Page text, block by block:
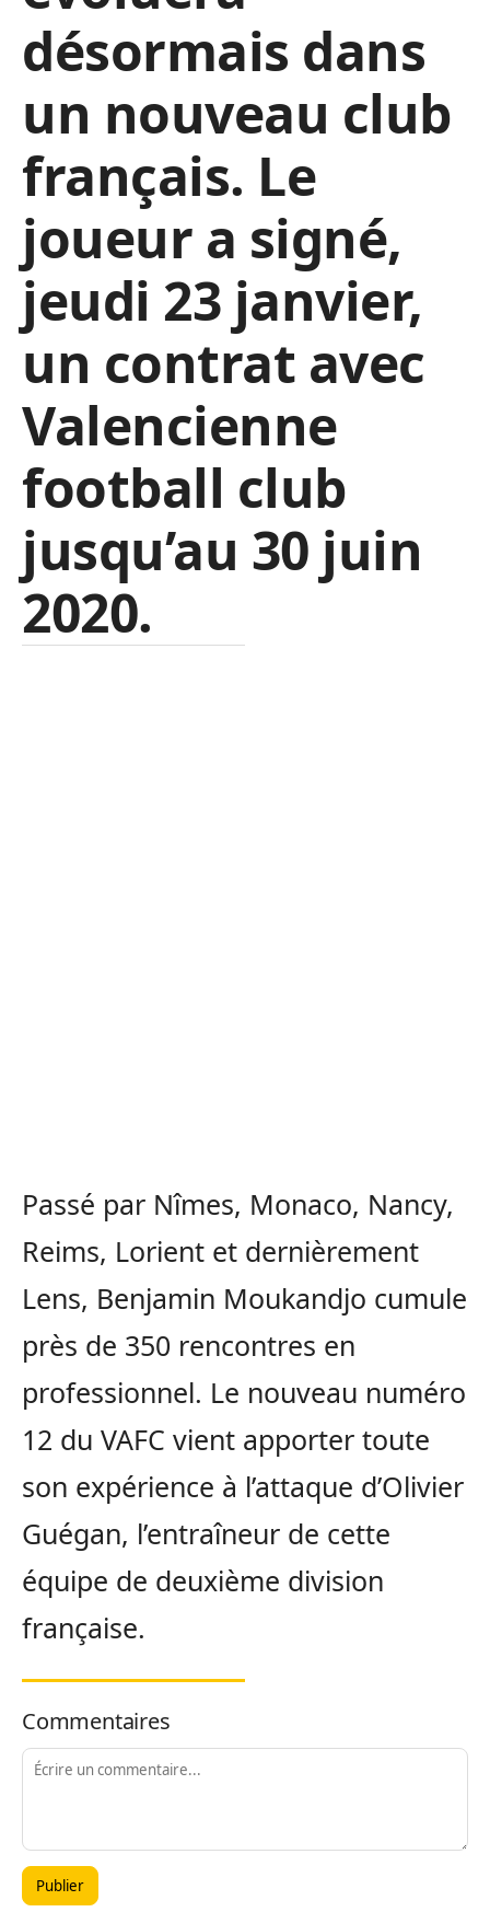
désormais dans
un nouveau club
français. Le
joueur a signé,
jeudi 23 janvier,
un contrat avec
Valencienne
football club
jusqu’au 30 juin
2020.
Passé par Nîmes, Monaco, Nancy,
Reims, Lorient et dernièrement
Lens, Benjamin Moukandjo cumule
près de 350 rencontres en
professionnel. Le nouveau numéro
12 du VAFC vient apporter toute
son expérience à l’attaque d’Olivier
Guégan, l’entraîneur de cette
équipe de deuxième division
française.
Commentaires
Publier